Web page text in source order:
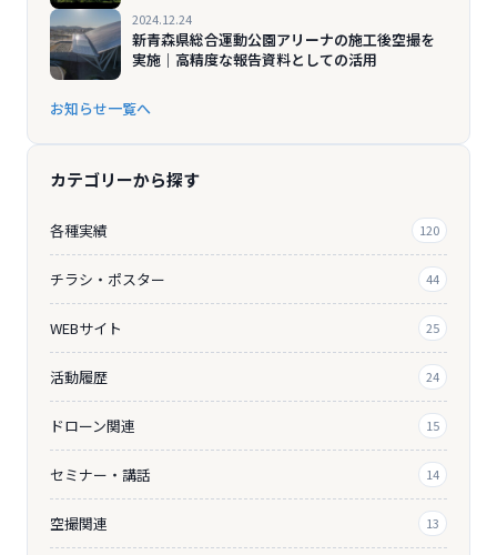
2024.12.24
新青森県総合運動公園アリーナの施工後空撮を
実施｜高精度な報告資料としての活用
お知らせ一覧へ
カテゴリーから探す
各種実績 120
チラシ・ポスター 44
WEBサイト 25
活動履歴 24
ドローン関連 15
セミナー・講話 14
空撮関連 13